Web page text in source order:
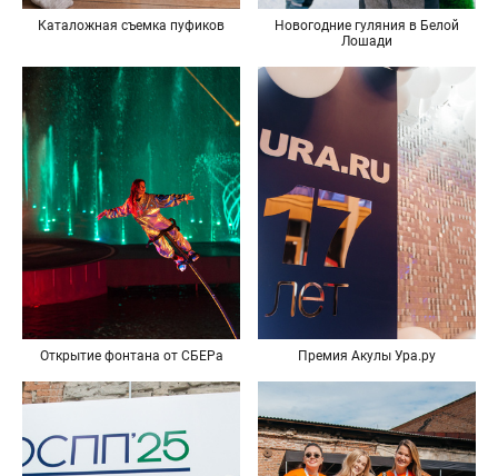
Каталожная съемка пуфиков
Новогодние гуляния в Белой
Лошади
Открытие фонтана от СБЕРа Премия Акулы Ура.ру